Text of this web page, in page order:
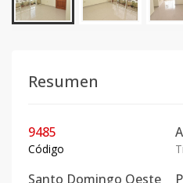
Resumen
9485
Código
Santo Domingo Oeste